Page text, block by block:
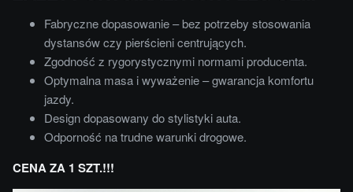
Fabryczne dopasowanie – bez potrzeby stosowania
dystansów czy pierścieni centrujących.
Zgodność z rygorystycznymi normami producenta.
Optymalna masa i wyważenie – gwarancja komfortu
jazdy.
Design dopasowany do stylistyki auta.
Odporność na trudne warunki drogowe.
CENA ZA 1 SZT.!!!